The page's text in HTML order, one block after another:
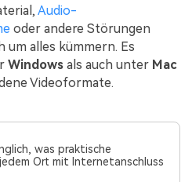
Audio-
oder andere Störungen
um alles kümmern. Es
Windows als auch unter Mac
Videoformate.
was praktische
Ort mit Internetanschluss